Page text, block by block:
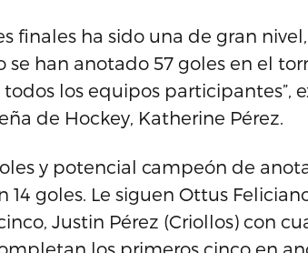
finales ha sido una de gran
han anotado 57 goles en el
los equipos participantes”,
de Hockey, Katherine Pérez.
y potencial campeón de
14 goles. Le siguen Ottus
Justin Pérez (Criollos) con
los primeros cinco en